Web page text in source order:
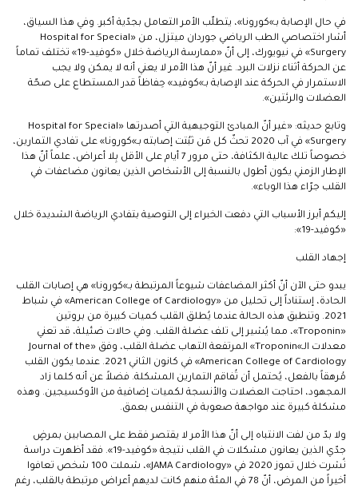
في حال الإصابة بـ»كورونا»، يتطلّب الأمر التعامل بجدّية أكبر. وفي هذا السياق،
أشار اختصاصي الطب الرياضي جوردان ميتزل، من «Hospital for Special
Surgery» في نيويورك، إلى أنّ «ممارسة الرياضة خلال «كوفيد-19» تختلف تماماً
عن الحركة أثناء نزلات البرد. غير أنّ هذا الأمر لا يعني أنه لا يمكن ولا يجب
الاستمرار في الحركة عند الإصابة بـ»كوفيد» حِفاظاً قدر المستطاع على صحّة
العضلات والرئتين».
وتابع حديثه: «غير أنّ المبادئ التوجيهية التي أصدرتها «Hospital for Special
Surgery» في آب 2020 تحثّ كل مَن ثبُتت إصابته بـ»كورونا» على تفادي التمارين،
خصوصاً تلك عالية الكثافة، حتى مرور 7 أيام على الأقل بِلا أعراض، علماً أنّ هذا
الإطار الزمني يكون أطول بالنسبة إلى الأشخاص الذين يعانون مضاعفات في
القلب جرّاء هذا الوباء».
إليكم أبرز الأسباب التي دفعت الخبراء إلى التوصية بتفادي الرياضة الشديدة خلال
«كوفيد-19»:
إجهاد القلب
يبدو حتى الآن أنّ أكثر المضاعفات شيوعاً المرتبطة بـ»كورونا» هي إصابات القلب
الحادة، إستناداً إلى تحليل من «American College of Cardiology» في شباط
2021. وتنطبق هذه الحالة عندما يُطلق القلب كميات كبيرة من بروتين
«Troponin»، مما يُشير إلى تلف عضلة القلب. وفي حالات ضئيلة، قد تعني
معدلات الـ»Troponin» المرتفعة التهاب عضلة القلب، وفق «Journal of the
American College of Cardiology» في كانون الثاني 2021. عندما يكون القلب
مُرهقاً بالفعل، يُحتمل أن تُفاقم التمارين المشكلة. فضلاً عن أنه كلما زاد
المجهود، احتاجت العضلات والأنسجة لكميات إضافية من الأوكسيجين. وهذه
مشكلة كبيرة عند مواجهة صعوبة في التنفس بعمق.
ولا بدّ من لفت الانتباه إلى أنّ هذا الأمر لا يقتصر فقط على المصابين بمرضٍ
جدّي الذين يعانون مشكلات في القلب نتيجة «كوفيد-19». فقد أظهرت دراسة
نُشرت خلال تموز 2020 في «JAMA Cardiology»، شملت 100 شخص تعافوا
أخيراً من المرض، أنّ 78 في المئة منهم كانت لديهم أعراض مرتبطة بالقلب، رغم